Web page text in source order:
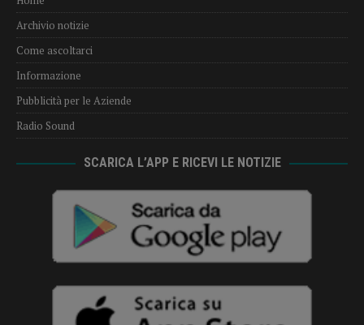
Archivio notizie
Come ascoltarci
Informazione
Pubblicità per le Aziende
Radio Sound
SCARICA L’APP E RICEVI LE NOTIZIE